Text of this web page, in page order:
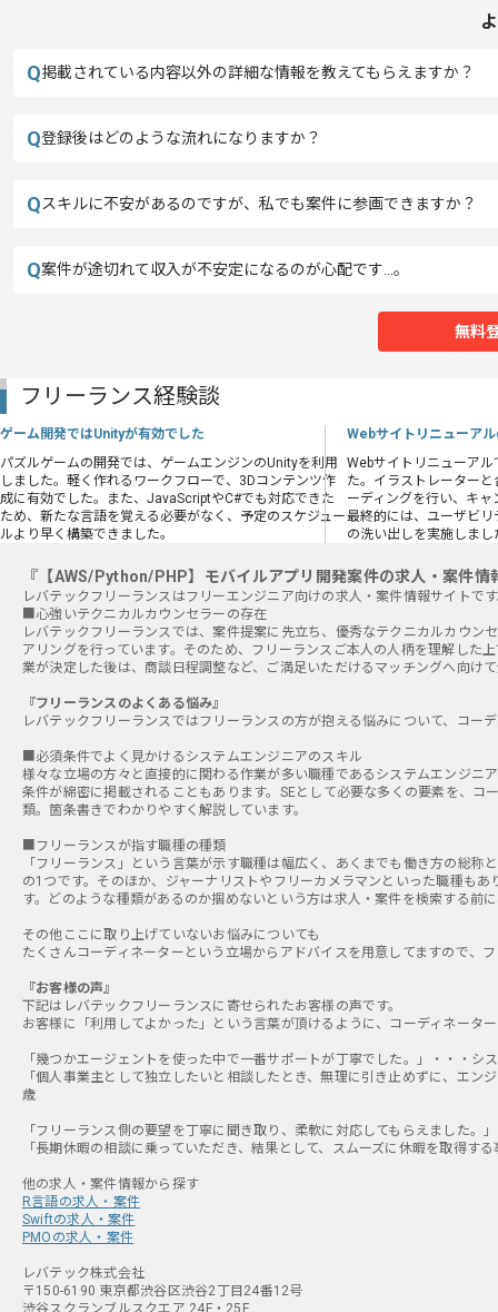
Q掲載されている内容以外の詳細な情報を教えてもらえますか？
Q登録後はどのような流れになりますか？
Qスキルに不安があるのですが、私でも案件に参画できますか？
Q案件が途切れて収入が不安定になるのが心配です…。
無料
フリーランス経験談
ゲーム開発ではUnityが有効でした
パズルゲームの開発では、ゲームエンジンのUnityを利用
しました。軽く作れるワークフローで、3Dコンテンツ作
成に有効でした。また、JavaScriptやC#でも対応できた
ため、新たな言語を覚える必要がなく、予定のスケジュー
ルより早く構築できました。
Webサイトリニューア
Webサイトリニューア
た。イラストレーター
ーディングを行い、キ
最終的には、ユーザビ
の洗い出しを実施しまし
『【AWS/Python/PHP】モバイルアプリ開発案件の求人・案件情
■心強いテクニカルカウンセラーの存在
レバテックフリーランスでは、案件提案に先立ち、優秀なテクニカルカウ
アリングを行っています。そのため、フリーランスご本人の人柄を理解した
業が決定した後は、商談日程調整など、ご満足いただけるマッチングへ向け
『フリーランスのよくある悩み』
レバテックフリーランスではフリーランスの方が抱える悩みについて、コー
■必須条件でよく見かけるシステムエンジニアのスキル
様々な立場の方々と直接的に関わる作業が多い職種であるシステムエンジニ
条件が綿密に掲載されることもあります。SEとして必要な多くの要素を、
類。箇条書きでわかりやすく解説しています。
■フリーランスが指す職種の種類
「フリーランス」という言葉が示す職種は幅広く、あくまでも働き方の総
の1つです。そのほか、ジャーナリストやフリーカメラマンといった職種も
す。どのような種類があるのか掴めないという方は求人・案件を検索する前
その他ここに取り上げていないお悩みについても
たくさんコーディネーターという立場からアドバイスを用意してますので、
『お客様の声』
下記はレバテックフリーランスに寄せられたお客様の声です。
お客様に「利用してよかった」という言葉が頂けるように、コーディネータ
「幾つかエージェントを使った中で一番サポートが丁寧でした。」・・・シ
「個人事業主として独立したいと相談したとき、無理に引き止めずに、エ
歳
「フリーランス側の要望を丁寧に聞き取り、柔軟に対応してもらえました。
「長期休暇の相談に乗っていただき、結果として、スムーズに休暇を取得す
R言語の求人・案件
Swiftの求人・案件
PMOの求人・案件
レバテック株式会社
〒150-6190 東京都渋谷区渋谷2丁目24番12号
渋谷スクランブルスクエア 24F・25F